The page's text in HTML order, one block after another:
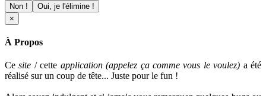
Non !
Oui, je l'élimine !
×
À Propos
Cesite / cette application (appelez ça comme vous le voulez) a été
réalisé sur un coup de tête... Juste pour le fun !